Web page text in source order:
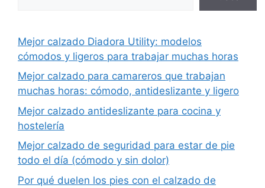
Mejor calzado Diadora Utility: modelos
cómodos y ligeros para trabajar muchas horas
Mejor calzado para camareros que trabajan
muchas horas: cómodo, antideslizante y ligero
Mejor calzado antideslizante para cocina y
hostelería
Mejor calzado de seguridad para estar de pie
todo el día (cómodo y sin dolor)
Por qué duelen los pies con el calzado de